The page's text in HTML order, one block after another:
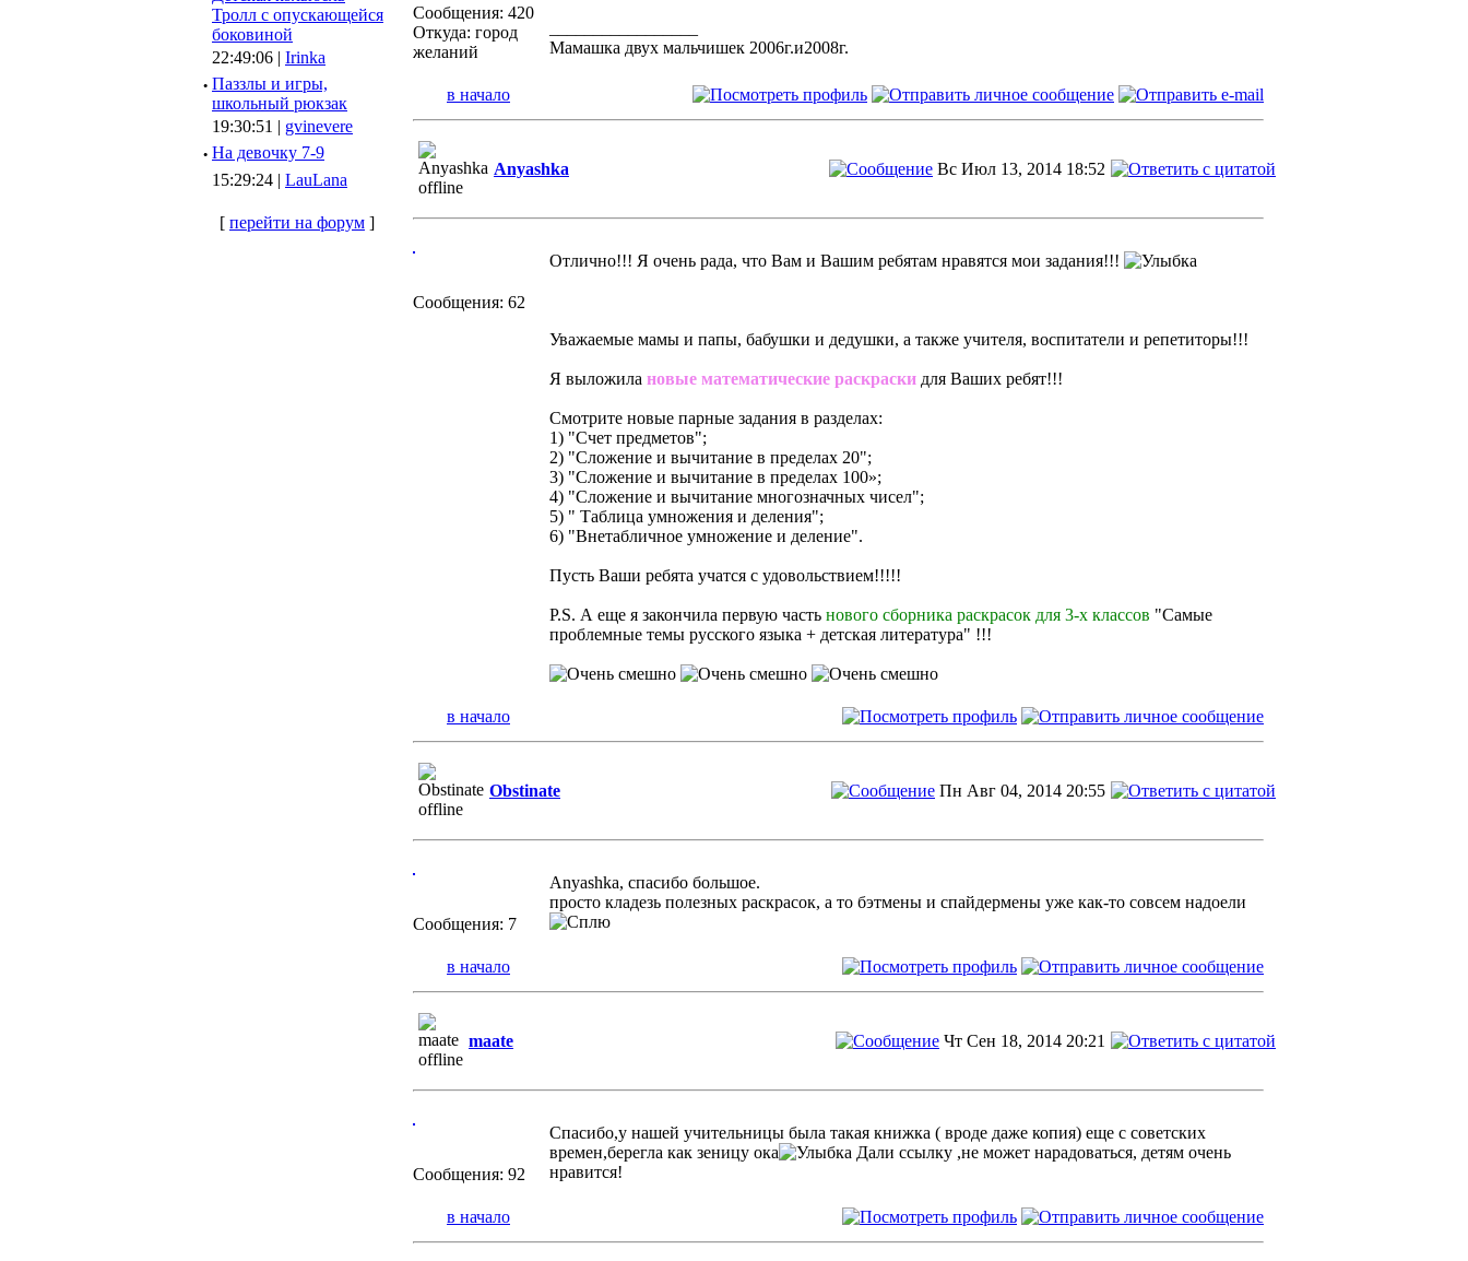
Тролл с опускающейся
боковиной
22:49:06 | Irinka
· Паззлы и игры,
школьный рюкзак
19:30:51 | gvinevere
· Hа девочку 7-9
15:29:24 | LauLana
[ перейти на форум ]
Сообщения: 420
Откуда: город
желаний
Мамашка двух мальчишек 2006г.и2008г.
в начало
Anyashka Вс Июл 13, 2014 18:52
Сообщения: 62
Отлично!!! Я очень рада, что Вам и Вашим ребятам нравятся мои задания!!!
Уважаемые мамы и папы, бабушки и дедушки, а также учителя, воспитатели и репетиторы!!!
Я выложила новые математические раскраски для Ваших ребят!!!
Смотрите новые парные задания в разделах:
1) "Счет предметов";
2) "Сложение и вычитание в пределах 20";
3) "Сложение и вычитание в пределах 100»;
4) "Сложение и вычитание многозначных чисел";
5) " Таблица умножения и деления";
6) "Внетабличное умножение и деление".
Пусть Ваши ребята учатся с удовольствием!!!!!
P.S. А еще я закончила первую часть нового сборника раскрасок для 3-х классов "Самые
проблемные темы русского языка + детская литература" !!!
в начало
Obstinate Пн Авг 04, 2014 20:55
Сообщения: 7
Anyashka, спасибо большое.
просто кладезь полезных раскрасок, а то бэтмены и спайдермены уже как-то совсем надоели
в начало
maate Чт Сен 18, 2014 20:21
Сообщения: 92
Спасибо,у нашей учительницы была такая книжка ( вроде даже копия) еще с советских
времен,берегла как зеницу ока
Дали ссылку ,не может нарадоваться, детям очень
нравится!
в начало